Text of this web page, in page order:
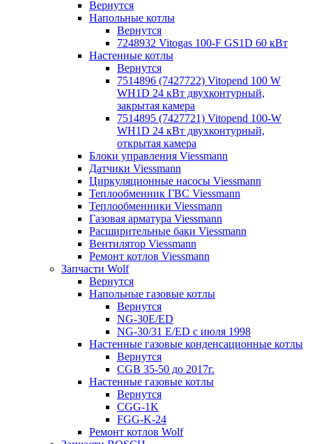
Вернутся
Напольные котлы
Вернутся
7248932 Vitogas 100-F GS1D 60 кВт
Настенные котлы
Вернутся
7514896 (7427722) Vitopend 100 W
WH1D 24 кВт двухконтурный,
закрытая камера
7514895 (7427721) Vitopend 100-W
WH1D 24 кВт двухконтурный,
открытая камера
Блоки управления Viessmann
Датчики Viessmann
Циркуляционные насосы Viessmann
Теплообменник ГВС Viessmann
Теплообменники Viessmann
Газовая арматура Viessmann
Расширительные баки Viessmann
Вентилятор Viessmann
Ремонт котлов Viessmann
Запчасти Wolf
Вернутся
Напольные газовые котлы
Вернутся
NG-30E/ED
NG-30/31 E/ED с июля 1998
Настенные газовые конденсационные котлы
Вернутся
CGB 35-50 до 2017г.
Настенные газовые котлы
Вернутся
CGG-1K
FGG-K-24
Ремонт котлов Wolf